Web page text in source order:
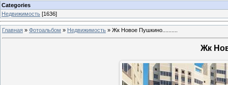
Categories
Недвижимость [1636]
Главная » Фотоальбом » Недвижимость » Жк Новое Пушкино..........
Жк